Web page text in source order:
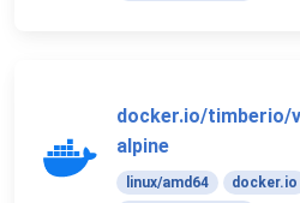
docker.io/timberio/
alpine
linux/amd64 docker.io